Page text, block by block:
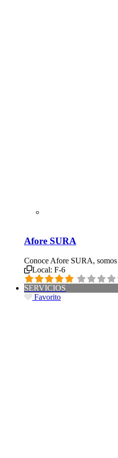
Afore SURA
Conoce Afore SURA,
Local: F-6
SERVICIOS
Favorito